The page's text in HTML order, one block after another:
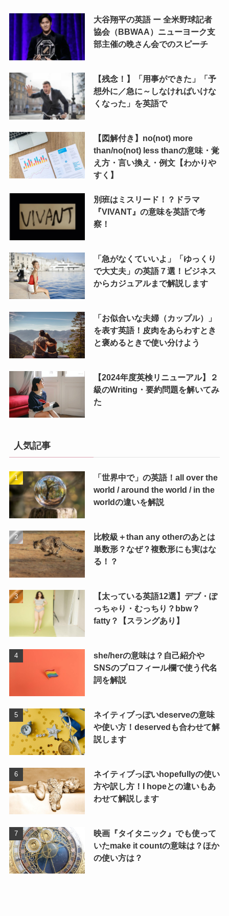
大谷翔平の英語 ー 全米野球記者
協会（BBWAA）ニューヨーク支
部主催の晩さん会でのスピーチ
【残念！】「用事ができた」「予
想外に／急に～しなければいけな
くなった」を英語で
【図解付き】no(not) more
than/no(not) less thanの意味・覚
え方・言い換え・例文【わかりや
すく】
別班はミスリード！？ドラマ
『VIVANT』の意味を英語で考
察！
「急がなくていいよ」「ゆっくり
で大丈夫」の英語７選！ビジネス
からカジュアルまで解説します
「お似合いな夫婦（カップル）」
を表す英語！皮肉をあらわすとき
と褒めるときで使い分けよう
【2024年度英検リニューアル】２
級のWriting・要約問題を解いてみ
た
人気記事
「世界中で」の英語！all over the
world / around the world / in the
worldの違いを解説
比較級＋than any otherのあとは
単数形？なぜ？複数形にも実はな
る！？
【太っている英語12選】デブ・ぽ
っちゃり・むっちり？bbw？
fatty？【スラングあり】
she/herの意味は？自己紹介や
SNSのプロフィール欄で使う代名
詞を解説
ネイティブっぽいdeserveの意味
や使い方！deservedも合わせて解
説します
ネイティブっぽいhopefullyの使い
方や訳し方！I hopeとの違いもあ
わせて解説します
映画『タイタニック』でも使って
いたmake it countの意味は？ほか
の使い方は？